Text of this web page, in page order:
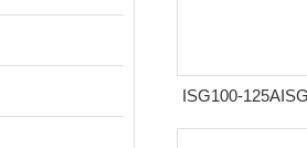
ISG100-
转速立式管道泵